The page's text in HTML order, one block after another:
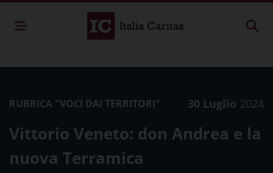
RUBRICA "VOCI DAI TERRITORI" 30 Luglio 2024
Vittorio Veneto: don Andrea e la
nuova Terramica